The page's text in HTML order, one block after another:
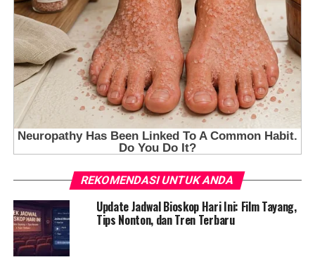
REKOMENDASI UNTUK ANDA
Update Jadwal Bioskop Hari Ini: Film Tayang,
Tips Nonton, dan Tren Terbaru